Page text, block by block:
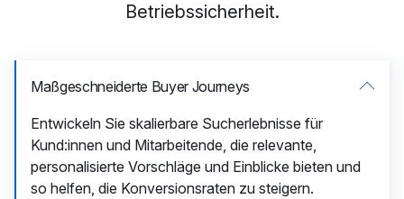
Betriebssicherheit.
Maßgeschneiderte Buyer Journeys
Entwickeln Sie skalierbare Sucherlebnisse für
Kund:innen und Mitarbeitende, die relevante,
personalisierte Vorschläge und Einblicke bieten und
so helfen, die Konversionsraten zu steigern.